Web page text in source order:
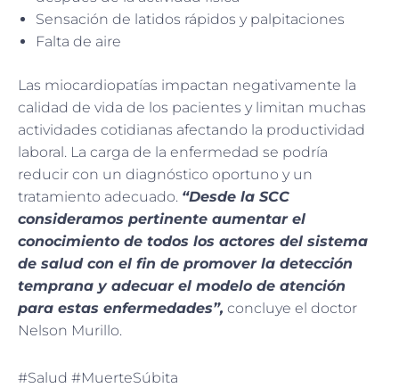
Sensación de latidos rápidos y palpitaciones
Falta de aire
Las miocardiopatías impactan negativamente la
calidad de vida de los pacientes y limitan muchas
actividades cotidianas afectando la productividad
laboral. La carga de la enfermedad se podría
reducir con un diagnóstico oportuno y un
tratamiento adecuado. “Desde la SCC
consideramos pertinente aumentar el
conocimiento de todos los actores del sistema
de salud con el fin de promover la detección
temprana y adecuar el modelo de atención
para estas enfermedades”, concluye el doctor
Nelson Murillo.
#Salud #MuerteSúbita